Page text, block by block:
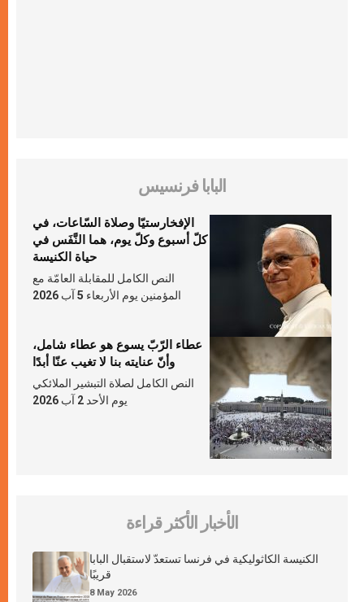
البابا فرنسيس
الإفخارستيّا وصلاة السّاعات، في
كلّ أسبوع وكلّ يوم، هما النَّفَس في
حياة الكنيسة
النص الكامل للمقابلة العامّة مع
المؤمنين يوم الأربعاء 5 آب 2026
عطاء الرّبّ يسوع هو عطاء شامل،
وأنّ عنايته بنا لا تغيب عنّا أبدًا
النص الكامل لصلاة التبشير الملائكي
يوم الأحد 2 آب 2026
الأخبار الأكثر قراءة
الكنيسة الكاثوليكية في فرنسا تستعدّ لاستقبال البابا
قريبًا
8 May 2026